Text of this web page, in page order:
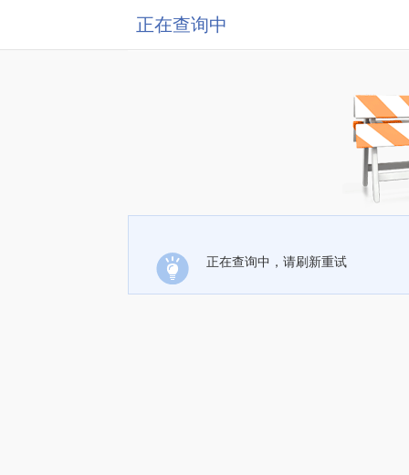
正在查询中
正在查询中，请刷新重试